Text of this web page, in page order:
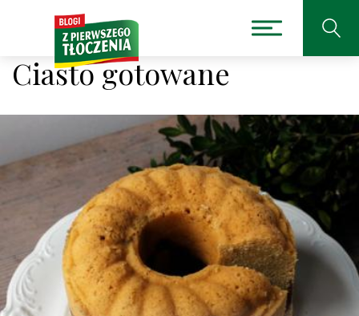
Ciasto gotowane